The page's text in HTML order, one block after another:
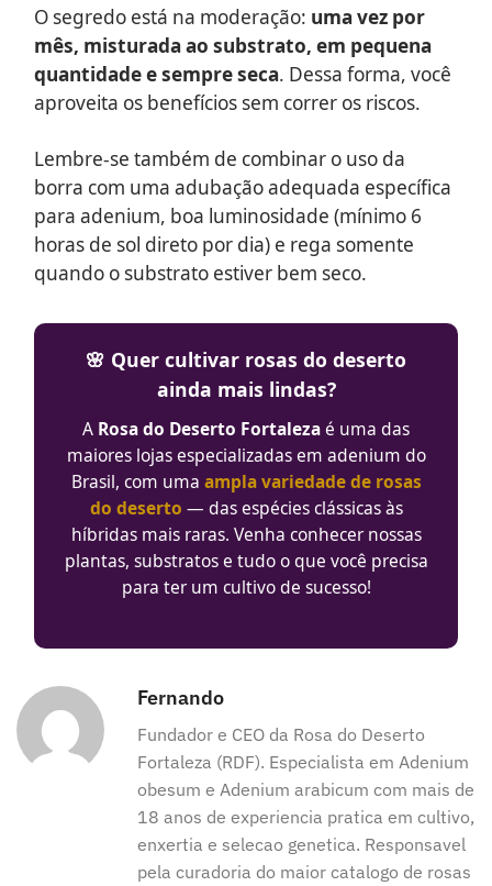
O segredo está na moderação: uma vez por
mês, misturada ao substrato, em pequena
quantidade e sempre seca. Dessa forma, você
aproveita os benefícios sem correr os riscos.
Lembre-se também de combinar o uso da
borra com uma adubação adequada específica
para adenium, boa luminosidade (mínimo 6
horas de sol direto por dia) e rega somente
quando o substrato estiver bem seco.
🌸 Quer cultivar rosas do deserto
ainda mais lindas?
A Rosa do Deserto Fortalezaé uma das
maiores lojas especializadas em adenium do
Brasil, com uma ampla variedade de rosas
do deserto — das espécies clássicas às
híbridas mais raras. Venha conhecer nossas
plantas, substratos e tudo o que você precisa
para ter um cultivo de sucesso!
Fernando
Fundador e CEO da Rosa do Deserto
Fortaleza (RDF). Especialista em Adenium
obesum e Adenium arabicum com mais de
18 anos de experiencia pratica em cultivo,
enxertia e selecao genetica. Responsavel
pela curadoria do maior catalogo de rosas